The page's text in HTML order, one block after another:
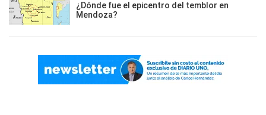
¿Dónde fue el epicentro del temblor en
Mendoza?